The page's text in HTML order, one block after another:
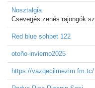
Nosztalgia
Csevegés zenés rajongók
Red blue sohbet 122
otoño-invierno2025
https://vazqecilmezim.fm.tc/